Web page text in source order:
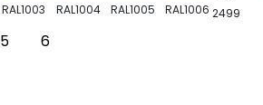
2499
RAL1003 RAL1004 RAL1005 RAL1006
5 6